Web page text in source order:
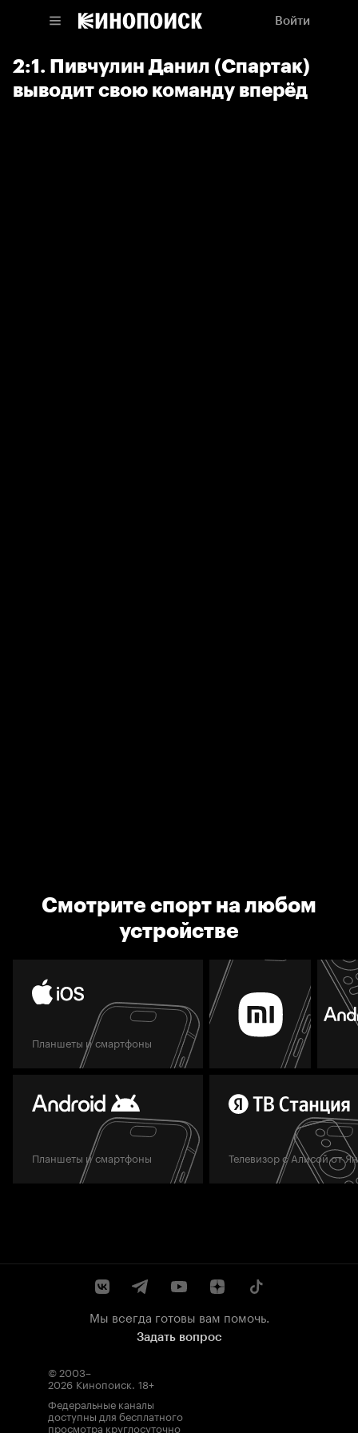
Войти
2:1. Пивчулин Данил (Спартак)
выводит свою команду вперёд
Смотрите спорт на любом
устройстве
Планшеты и смартфоны
Планшеты и смартфоны Телевизор с Алисой от
Мы всегда готовы вам помочь.
Задать вопрос
© 2003–
2026 Кинопоиск. 18+
Федеральные каналы
доступны для бесплатного
просмотра круглосуточно